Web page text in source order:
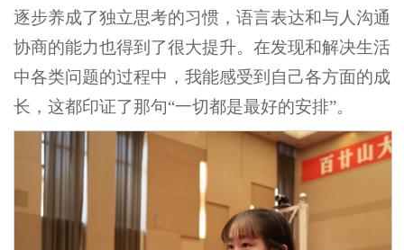
逐步养成了独立思考的习惯，语言表达和与人沟通
协商的能力也得到了很大提升。在发现和解决生活
中各类问题的过程中，我能感受到自己各方面的成
长，这都印证了那句“一切都是最好的安排”。